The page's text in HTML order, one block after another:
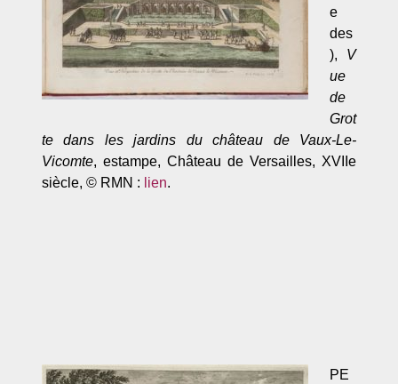
e
des
), V
ue
de
Grot
te dans les jardins du château de Vaux-Le-
Vicomte, estampe, Château de Versailles, XVIIe
siècle, © RMN : lien.
PE